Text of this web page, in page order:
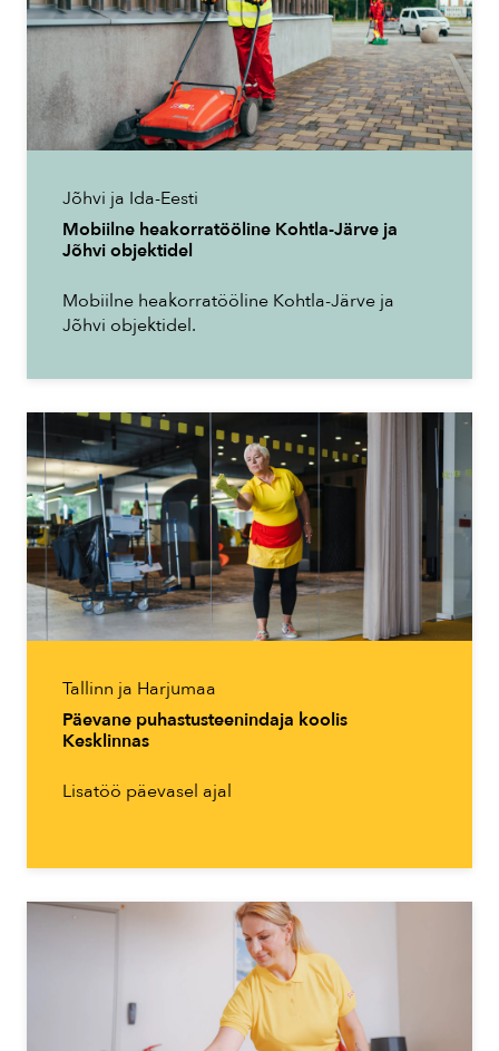
Jõhvi ja Ida-Eesti
Mobiilne heakorratööline Kohtla-Järve ja
Jõhvi objektidel
Mobiilne heakorratööline Kohtla-Järve ja
Jõhvi objektidel.
Tallinn ja Harjumaa
Päevane puhastusteenindaja koolis
Kesklinnas
Lisatöö päevasel ajal